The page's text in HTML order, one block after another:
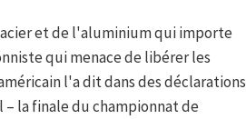
et de l'aluminium qui importe
qui menace de libérer les
l'a dit dans des déclarations
la finale du championnat de